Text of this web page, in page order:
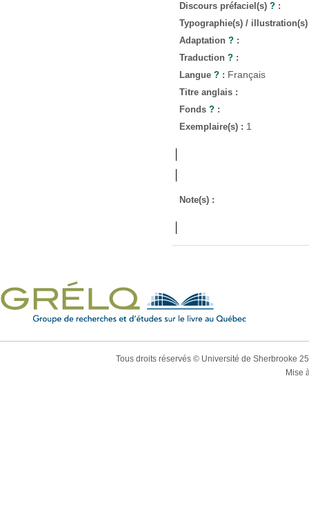
Discours préfaciel(s) ? :
Typographie(s) /
Adaptation ? :
Traduction ? :
Langue ? : Français
Titre anglais :
Fonds ? :
Exemplaire(s) : 1
Note(s) :
Tous droits réservés © Université de Sherbrooke
Mise